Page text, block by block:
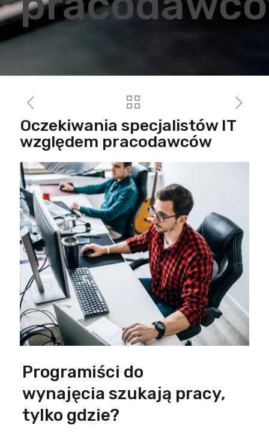
Oczekiwania specjalistów IT
względem pracodawców
Programiści do
wynajęcia szukają pracy,
tylko gdzie?